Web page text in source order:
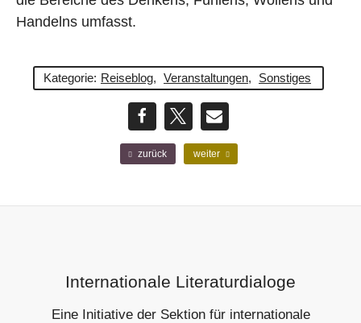
Handelns umfasst.
Kategorie: Reiseblog, Veranstaltungen, Sonstiges
teilen E-
zurück
r
t
weiter
N
ä
e
t
Section
Internationale Literaturdialoge
Eine Initiative der Sektion für internationale